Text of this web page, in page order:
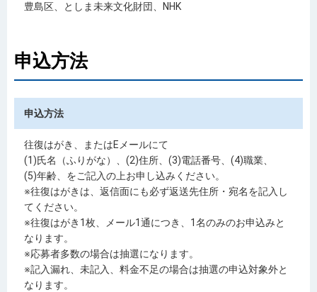
豊島区、としま未来文化財団、NHK
申込方法
申込方法
往復はがき、またはEメールにて
(1)氏名（ふりがな）、(2)住所、(3)電話番号、(4)職業、
(5)年齢、をご記入の上お申し込みください。
※往復はがきは、返信面にも必ず返送先住所・宛名を記入し
てください。
※往復はがき1枚、メール1通につき、1名のみのお申込みと
なります。
※応募者多数の場合は抽選になります。
※記入漏れ、未記入、料金不足の場合は抽選の申込対象外と
なります。